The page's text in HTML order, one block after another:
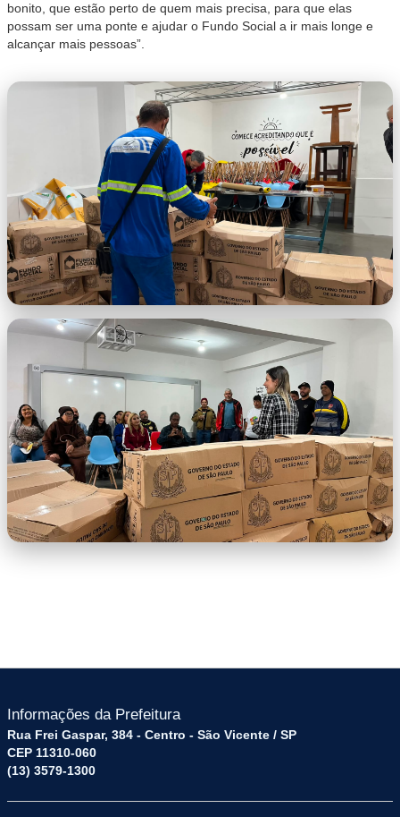
bonito, que estão perto de quem mais precisa, para que elas
possam ser uma ponte e ajudar o Fundo Social a ir mais longe e
alcançar mais pessoas”.
053abd20-4e82-4b50-9dcf-
85cb6a55c82d.jfif
Informações da Prefeitura
Rua Frei Gaspar, 384 - Centro - São Vicente / SP
CEP 11310-060
(13) 3579-1300